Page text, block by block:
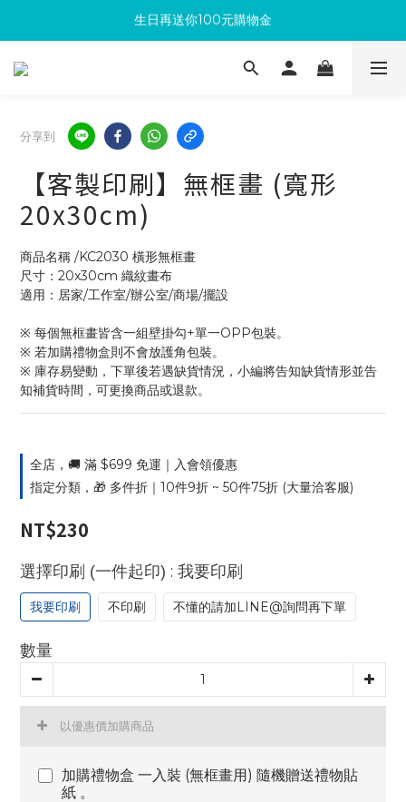
滿300回饋10%購物金
加入成為新會員 馬上領取50元購物金
滿300回饋10%購物金
分享到
【客製印刷】無框畫 (寬形
20x30cm)
商品名稱 /KC2030 橫形無框畫
尺寸：20x30cm 織紋畫布
適用：居家/工作室/辦公室/商場/擺設
※ 每個無框畫皆含一組壁掛勾+單一OPP包裝。
※ 若加購禮物盒則不會放護角包裝。
※ 庫存易變動，下單後若遇缺貨情況，小編將告知缺貨情形並告
知補貨時間，可更換商品或退款。
全店，🚚 滿 $699 免運｜入會領優惠
指定分類，🎁 多件折｜10件9折 ~ 50件75折 (大量洽客服)
NT$230
選擇印刷 (一件起印) : 我要印刷
我要印刷 不印刷 不懂的請加LINE@詢問再下單
數量
以優惠價加購商品
加購禮物盒 一入裝 (無框畫用) 隨機贈送禮物貼
紙 。